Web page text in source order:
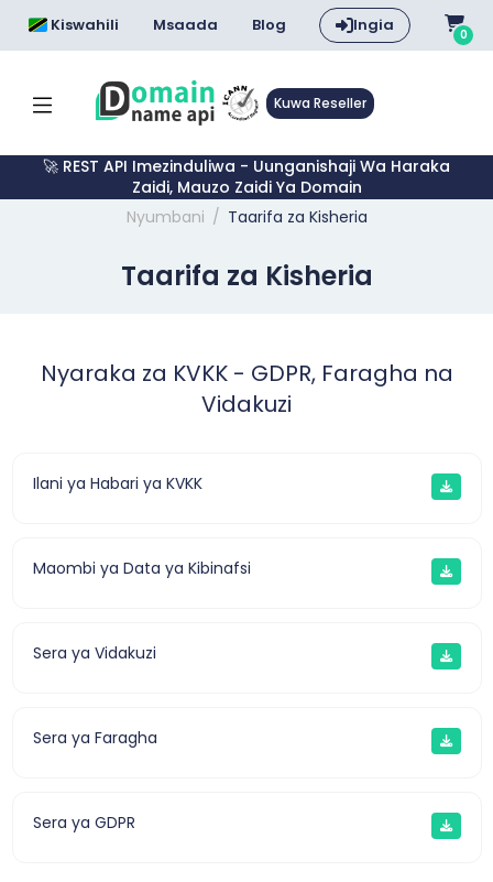
Kiswahili Msaada Blog Ingia 0
Kuwa Reseller
🚀 REST API Imezinduliwa - Uunganishaji Wa Haraka
Zaidi, Mauzo Zaidi Ya Domain
Nyumbani
Taarifa za Kisheria
Taarifa za Kisheria
Nyaraka za KVKK - GDPR, Faragha na
Vidakuzi
Ilani ya Habari ya KVKK
Maombi ya Data ya Kibinafsi
Sera ya Vidakuzi
Sera ya Faragha
Sera ya GDPR